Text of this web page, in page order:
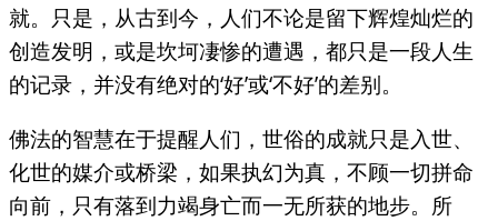
就。只是，从古到今，人们不论是留下辉煌灿烂的
创造发明，或是坎坷凄惨的遭遇，都只是一段人生
的记录，并没有绝对的‘好’或‘不好’的差别。
佛法的智慧在于提醒人们，世俗的成就只是入世、
化世的媒介或桥梁，如果执幻为真，不顾一切拼命
向前，只有落到力竭身亡而一无所获的地步。所